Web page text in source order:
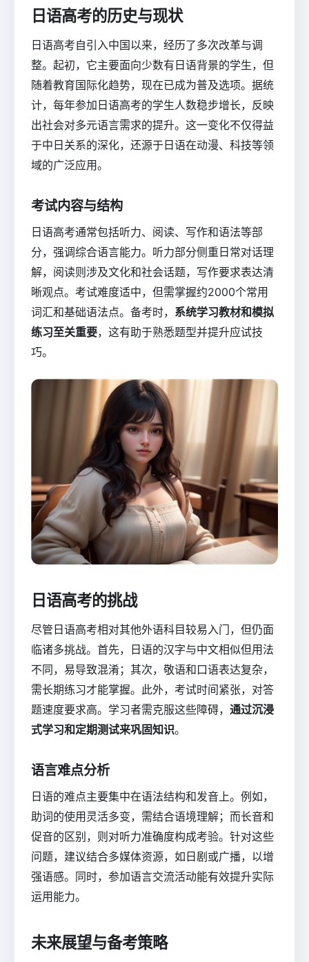
日语高考的历史与现状
日语高考自引入中国以来，经历了多次改革与调
整。起初，它主要面向少数有日语背景的学生，但
随着教育国际化趋势，现在已成为普及选项。据统
计，每年参加日语高考的学生人数稳步增长，反映
出社会对多元语言需求的提升。这一变化不仅得益
于中日关系的深化，还源于日语在动漫、科技等领
域的广泛应用。
考试内容与结构
日语高考通常包括听力、阅读、写作和语法等部
分，强调综合语言能力。听力部分侧重日常对话理
解，阅读则涉及文化和社会话题，写作要求表达清
晰观点。考试难度适中，但需掌握约2000个常用
词汇和基础语法点。备考时， 系统学习教材和模拟
练习至关重要，这有助于熟悉题型并提升应试技
巧。
日语高考的挑战
尽管日语高考相对其他外语科目较易入门，但仍面
临诸多挑战。首先，日语的汉字与中文相似但用法
不同，易导致混淆；其次，敬语和口语表达复杂，
需长期练习才能掌握。此外，考试时间紧张，对答
题速度要求高。学习者需克服这些障碍， 通过沉浸
式学习和定期测试来巩固知识。
语言难点分析
日语的难点主要集中在语法结构和发音上。例如，
助词的使用灵活多变，需结合语境理解；而长音和
促音的区别，则对听力准确度构成考验。针对这些
问题，建议结合多媒体资源，如日剧或广播，以增
强语感。同时，参加语言交流活动能有效提升实际
运用能力。
未来展望与备考策略